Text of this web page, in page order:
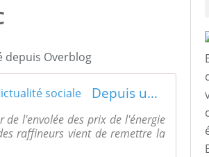
depuis Overblog
Depuis un an, l'inflation fait monter la conflictualité sociale
l'envolée des prix de l'énergie
raffineurs vient de remettre la